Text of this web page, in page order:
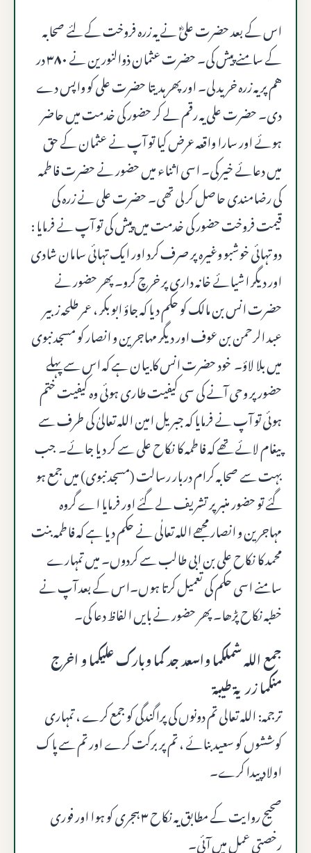
اس کے بعد حضرت علیؓ نے یہ زرہ فروخت کے لئے صحابہ
کے سامنے پیش کی۔ حضرت عثمان ذوالنورین نے۳۸۰در
هم پر یہ زرہ خرید لی۔ اور پھر ہدیتا حضرت علی کو واپس دے
دی۔ حضرت علی یہ رقم لے کر حضور کی خدمت میں حاضر
ہوئے اور سارا واقعہ عرض کیا تو آپ نے عثمان کے حق
میں دعائے خیر کی۔ اسی اثناء میں حضور نے حضرت فاطمہ
کی رضامندی حاصل کر لی تھی۔ حضرت علی نے زرہ کی
قیمت فروخت حضور کی خدمت میں پیش کی تو آپ نے فرمایا :
دو تہائی خوشبو وغیرہ پر صرف کرد اور ایک تہائی سامان شادی
اور دیگر اشیائے خانہ داری پر خرچ کرو۔ پھر حضور نے
حضرت انس بن مالک کو حکم دیا کہ جاؤ ابو بکر ، عمر طلحہ زبیر
عبد الرحمن بن عوف اور دیگر مهاجرین و انصار کو مسجد نبوی
میں بلا لاؤ۔ خود حضرت انس کا بیان ہے کہ اس سے پہلے
حضور پر وحی آنے کی سی کیفیت طاری ہوئی وہ کیفیت ختم
ہوئی تو آپ نے فرمایا کہ جبریل امین اللہ تعالیٰ کی طرف سے
پیغام لائے تھے کہ فاطمہ کا نکاح علی سے کر دیا جائے۔ جب
بہت سے صحابہ کرام دربار رسالت (مسجد نبوی) میں جمع ہو
گئے تو حضور منبر پر تشریف لے گئے اور فرمایا اے گروہ
مہاجرین و انصار مجھے الله تعالٰی نے حکم دیا ہے کہ فاطمہ بنت
محمد کا نکاح علی بن ابی طالب سے کردوں۔ میں تمہارے
سامنے اسی حکم کی تعمیل کرتا ہوں۔اس کے بعد آپ نے
خطبہ نکاح پڑھا۔ پھر حضور نے بایں الفاظ دعا کی۔
جمع الله شملكما واسعد جد كما وبارك عليكما و اخرج
منكما زرية طيبة
ترجمہ: اللہ تعالی تم دونوں کی پراگندگی کو جمع کرے ، تمہاری
کوششوں کو سعید بنائے ، تم پر برکت کرے اور تم سے پاک
اولاد پیدا کرے۔
صحیح روایت کے مطابق یہ نکاح۳ہجری کو ہوا اور فوری
رخصتی عمل میں آئی۔